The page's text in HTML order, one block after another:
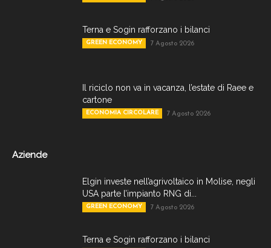
Terna e Sogin rafforzano i bilanci
GREEN ECONOMY 7 Agosto 2026
Il riciclo non va in vacanza, l’estate di Raee e
cartone
ECONOMIA CIRCOLARE 7 Agosto 2026
Aziende
Elgin investe nell’agrivoltaico in Molise, negli
USA parte l’impianto RNG di...
GREEN ECONOMY 7 Agosto 2026
Terna e Sogin rafforzano i bilanci